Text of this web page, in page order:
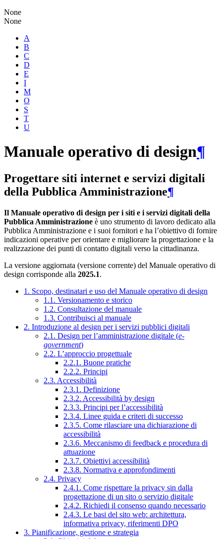
None
None
A
B
C
D
E
I
M
O
S
T
U
Manuale operativo di design¶
Progettare siti internet e servizi digitali
della Pubblica Amministrazione¶
Il Manuale operativo di design per i siti e i servizi digitali della
Pubblica Amministrazione è uno strumento di lavoro dedicato alla
Pubblica Amministrazione e i suoi fornitori e ha l’obiettivo di fornire
indicazioni operative per orientare e migliorare la progettazione e la
realizzazione dei punti di contatto digitali verso la cittadinanza.
La versione aggiornata (versione corrente) del Manuale operativo di
design corrisponde alla 2025.1.
1. Scopo, destinatari e uso del Manuale operativo di design
1.1. Versionamento e storico
1.2. Consultazione del manuale
1.3. Contribuisci al manuale
2. Introduzione al design per i servizi pubblici digitali
2.1. Design per l’amministrazione digitale (e-
government)
2.2. L’approccio progettuale
2.2.1. Buone pratiche
2.2.2. Principi
2.3. Accessibilità
2.3.1. Definizione
2.3.2. Accessibilità by design
2.3.3. Principi per l’accessibilità
2.3.4. Linee guida e criteri di successo
2.3.5. Come rilasciare una dichiarazione di
accessibilità
2.3.6. Meccanismo di feedback e procedura di
attuazione
2.3.7. Obiettivi accessibilità
2.3.8. Normativa e approfondimenti
2.4. Privacy
2.4.1. Come rispettare la privacy sin dalla
progettazione di un sito o servizio digitale
2.4.2. Richiedi il consenso quando necessario
2.4.3. Le basi del sito web: architettura,
informativa privacy, riferimenti DPO
3. Pianificazione, gestione e strategia